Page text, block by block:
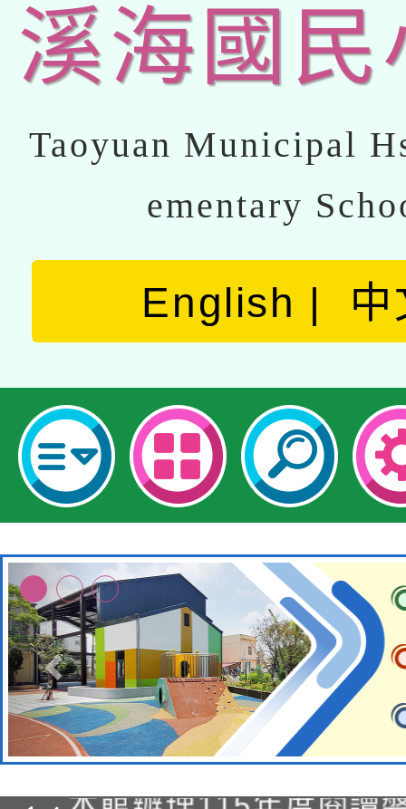
溪海國民
Taoyuan Municipal
ementary
English 中
適應運動共學行動站研
本館辦理115年度閱讀